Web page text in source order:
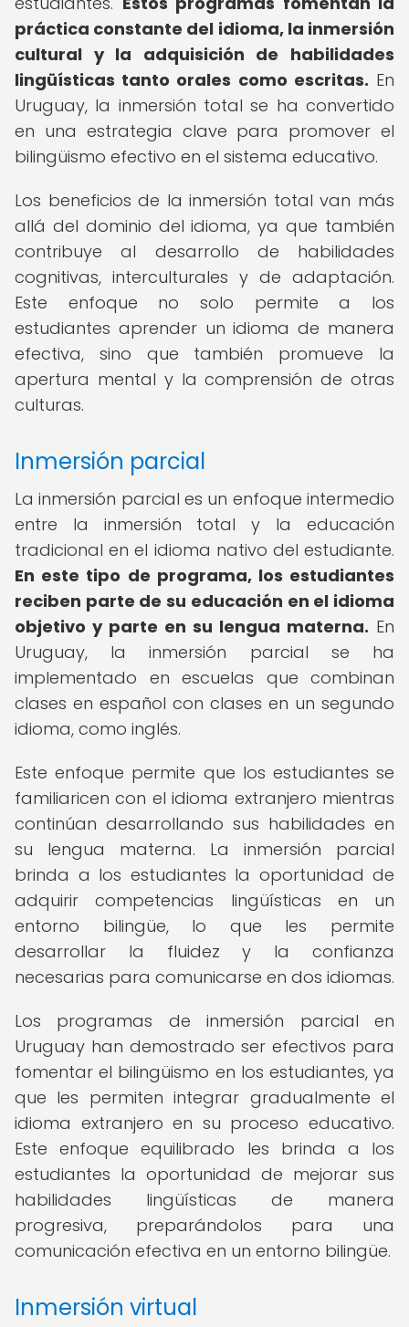
práctica constante del idioma, la inmersión
cultural y la adquisición de habilidades
lingüísticas tanto orales como escritas. En
Uruguay, la inmersión total se ha convertido
en una estrategia clave para promover el
bilingüismo efectivo en el sistema educativo.
Los beneficios de la inmersión total van más
allá del dominio del idioma, ya que también
contribuye al desarrollo de habilidades
cognitivas, interculturales y de adaptación.
Este enfoque no solo permite a los
estudiantes aprender un idioma de manera
efectiva, sino que también promueve la
apertura mental y la comprensión de otras
culturas.
Inmersión parcial
La inmersión parcial es un enfoque intermedio
entre la inmersión total y la educación
tradicional en el idioma nativo del estudiante.
En este tipo de programa, los estudiantes
reciben parte de su educación en el idioma
objetivo y parte en su lengua materna. En
Uruguay, la inmersión parcial se ha
implementado en escuelas que combinan
clases en español con clases en un segundo
idioma, como inglés.
Este enfoque permite que los estudiantes se
familiaricen con el idioma extranjero mientras
continúan desarrollando sus habilidades en
su lengua materna. La inmersión parcial
brinda a los estudiantes la oportunidad de
adquirir competencias lingüísticas en un
entorno bilingüe, lo que les permite
desarrollar la fluidez y la confianza
necesarias para comunicarse en dos idiomas.
Los programas de inmersión parcial en
Uruguay han demostrado ser efectivos para
fomentar el bilingüismo en los estudiantes, ya
que les permiten integrar gradualmente el
idioma extranjero en su proceso educativo.
Este enfoque equilibrado les brinda a los
estudiantes la oportunidad de mejorar sus
habilidades lingüísticas de manera
progresiva, preparándolos para una
comunicación efectiva en un entorno bilingüe.
Inmersión virtual